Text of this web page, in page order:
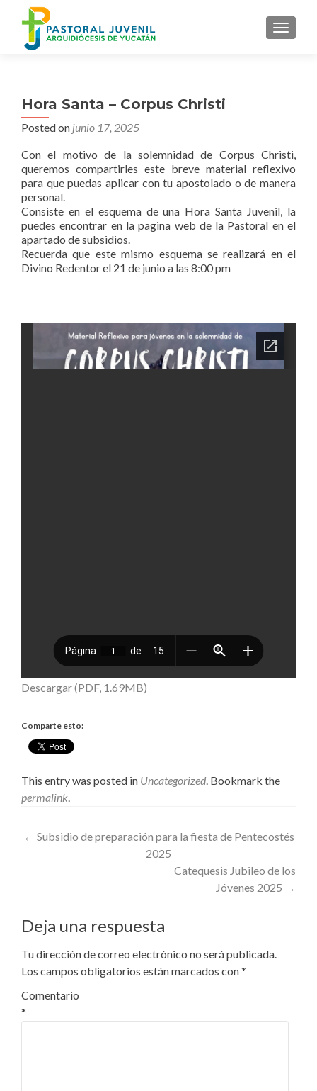
MENU
Hora Santa – Corpus Christi
Posted on junio 17, 2025
Con el motivo de la solemnidad de Corpus Christi,
queremos compartirles este breve material reflexivo
para que puedas aplicar con tu apostolado o de manera
personal.
Consiste en el esquema de una Hora Santa Juvenil, la
puedes encontrar en la pagina web de la Pastoral en el
apartado de subsidios.
Recuerda que este mismo esquema se realizará en el
Divino Redentor el 21 de junio a las 8:00 pm
Descargar (PDF, 1.69MB)
Comparte esto:
This entry was posted in Uncategorized. Bookmark the
permalink.
Post
← Subsidio de preparación para la fiesta de Pentecostés
2025
Catequesis Jubileo de los
Jóvenes 2025 →
Deja una respuesta
Tu dirección de correo electrónico no será publicada.
Los campos obligatorios están marcados con*
Comentario
*